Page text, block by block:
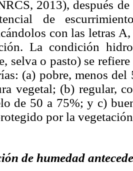
2013), después
de
con las letras
La condición
selva o pasto) se
(a) pobre, menos
vegetal; (b) regular,
de 50 a 75%; y c)
por la
de humedad